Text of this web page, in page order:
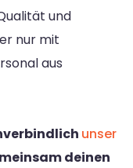
und
nur mit
aus
unser
deinen